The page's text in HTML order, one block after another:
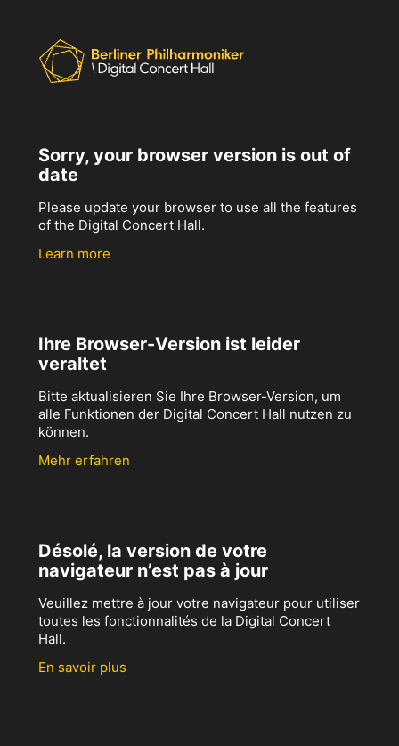
Sorry, your browser version is out of
date
Please update your browser to use all the features
of the Digital Concert Hall.
Learn more
Ihre Browser-Version ist leider
veraltet
Bitte aktualisieren Sie Ihre Browser-Version, um
alle Funktionen der Digital Concert Hall nutzen zu
können.
Mehr erfahren
Désolé, la version de votre
navigateur n’est pas à jour
Veuillez mettre à jour votre navigateur pour utiliser
toutes les fonctionnalités de la Digital Concert
Hall.
En savoir plus